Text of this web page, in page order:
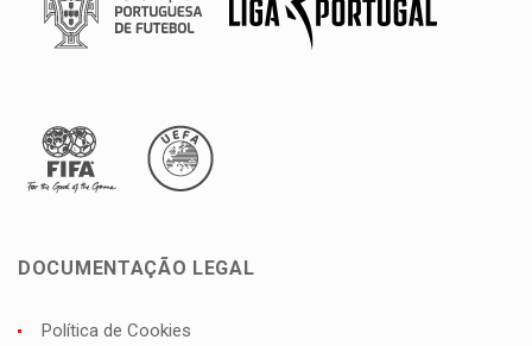
DOCUMENTAÇÃO LEGAL
Política de Cookies